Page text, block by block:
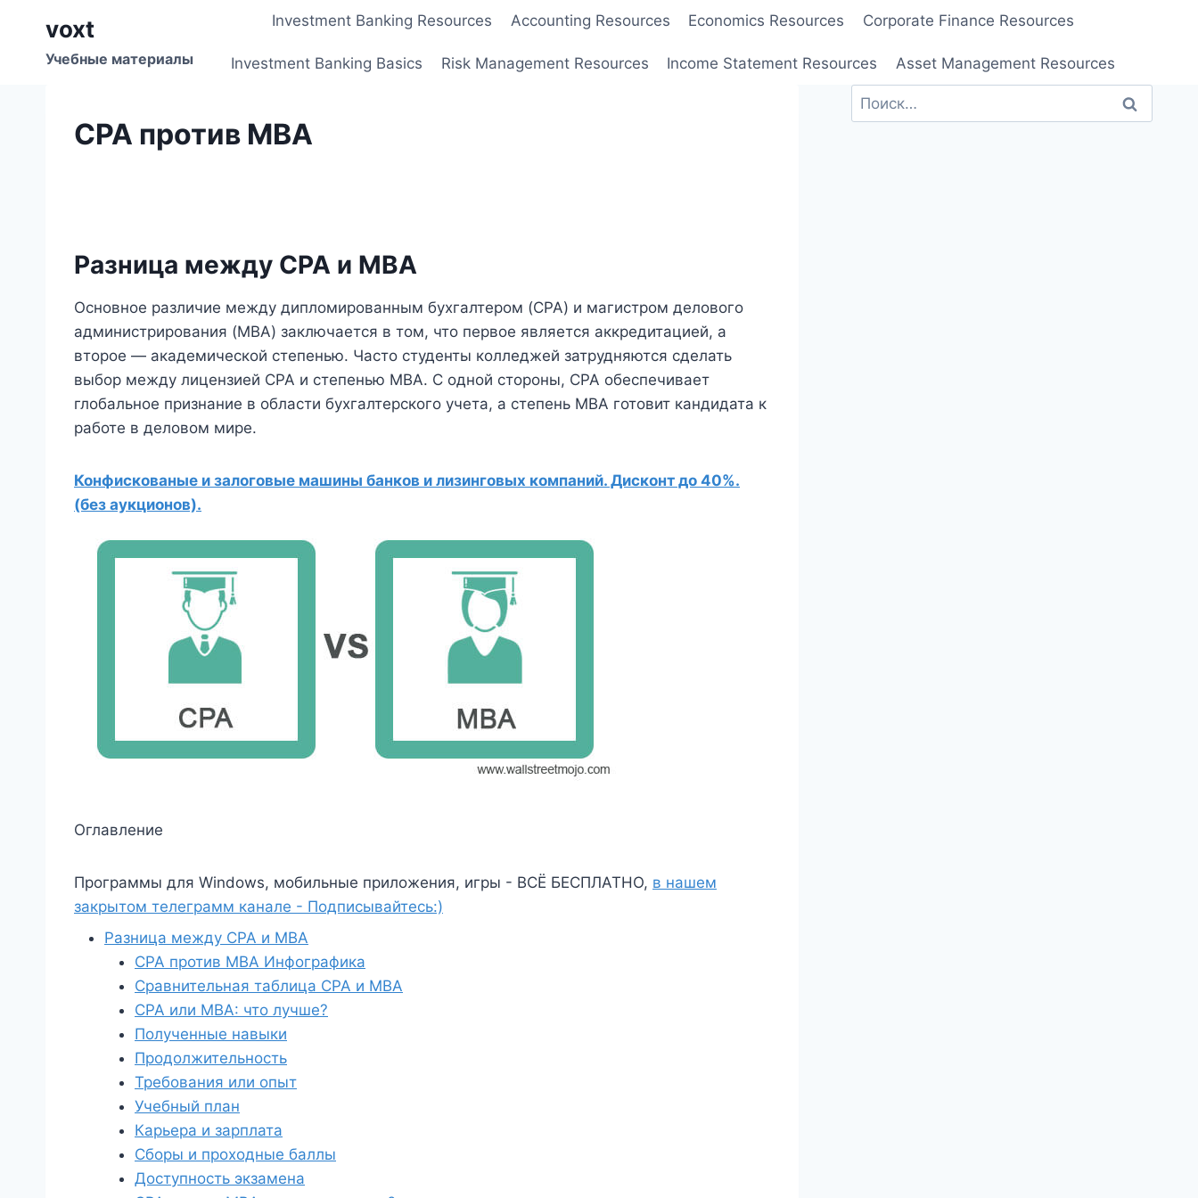
содержимому
voxt
Учебные материалы
Investment Banking Resources Accounting Resources Economics Resources Corporate Finance Resources
Investment Banking Basics Risk Management Resources Income Statement Resources Asset Management Resources
CPA против MBA
Разница между CPA и MBA
Основное различие между дипломированным бухгалтером (CPA) и магистром делового
администрирования (MBA) заключается в том, что первое является аккредитацией, а
второе — академической степенью. Часто студенты колледжей затрудняются сделать
выбор между лицензией CPA и степенью MBA. С одной стороны, CPA обеспечивает
глобальное признание в области бухгалтерского учета, а степень MBA готовит кандидата к
работе в деловом мире.
Конфискованые и залоговые машины банков и лизинговых компаний. Дисконт до 40%.
(без аукционов).
Оглавление
Программы для Windows, мобильные приложения, игры - ВСЁ БЕСПЛАТНО, в нашем
закрытом телеграмм канале - Подписывайтесь:)
Разница между CPA и MBA
CPA против MBA Инфографика
Сравнительная таблица CPA и MBA
CPA или MBA: что лучше?
Полученные навыки
Продолжительность
Требования или опыт
Учебный план
Карьера и зарплата
Сборы и проходные баллы
Доступность экзамена
Найти: